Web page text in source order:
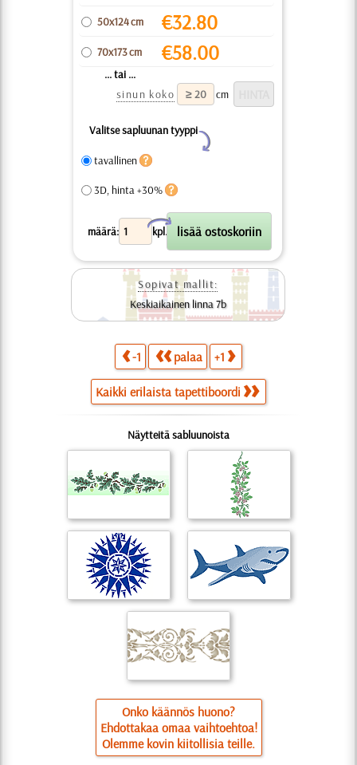
50x124 cm €32.80
70x173 cm €58.00
... tai ...
sinun koko
cm
Valitse sapluunan tyyppi
Y
tavallinen
3D, hinta +30%
määrä: kpl.
X
Sopivat mallit:
Keskiaikainen linna 7b
-1 palaa +1
Kaikki erilaista tapettiboordi
Näytteitä sabluunoista
Onko käännös huono?
Ehdottakaa omaa vaihtoehtoa!
Olemme kovin kiitollisia teille.